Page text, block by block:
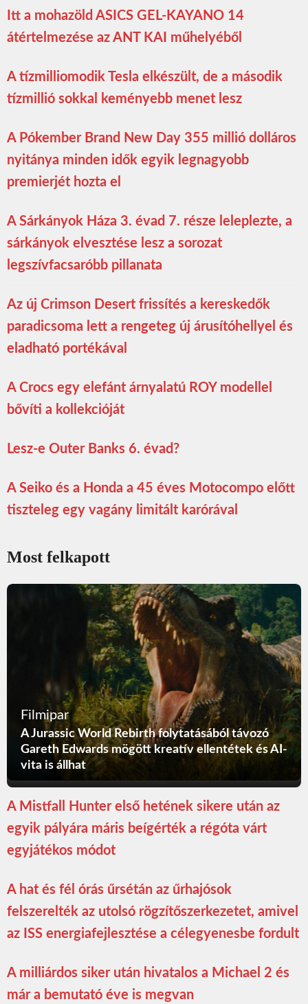
Itt a mohazöld ASICS GEL-KAYANO 14
átértelmezése az ANT KAI műhelyéből
A tízmilliomodik Tesla elkészült, de a második
tízmillió sokkal keményebb menet lesz
A Pókember Brand New Day 355 millió dolláros
nyitánya minden idők egyik legnagyobb
premierjét hozta el
A Sárkányok Háza 3. évad 7. része leleplezte, a
sárkányok elvesztése lesz a sorozat
legszívfacsaróbb pillanata
Az új Crimson Desert frissítés a kereskedők
paradicsoma lett a rengeteg új árusítóhellyel és
eladható portékával
A Crocs egy elefánt árnyalatú ROY modellel
bővíti a kollekcióját
Lesz-e Outer Banks 6. évad?
A Seiko és a Honda a 45 éves Motocompo előtt
tiszteleg egy vagány limitált karórával
Most felkapott
Filmipar
A Jurassic World Rebirth folytatásából távozó
Gareth Edwards mögött kreatív ellentétek és AI-
vita is állhat
A Mistfall Hunter első hetének sikere után az
egyik pályára máris beígérték a régóta várt
egyjátékos módot
A hat és fél órás űrsétán az űrhajósok
felszerelték az utolsó rögzítőszerkezetet, amivel
az ISS energiafejlesztése a célegyenesbe fordult
A milliárdos siker után hivatalos a Michael 2 és
már a bemutató éve is megvan